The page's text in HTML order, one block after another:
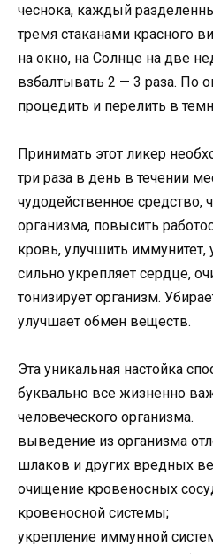
чеснока, каждый
тремя стаканами красного
на окно, на Солнце на две
взбалтывать 2 — 3 раза. По
процедить и перелить в
Принимать этот ликер
три раза в день в течении
чудодейственное средство,
организма, повысить
кровь, улучшить иммунитет,
сильно укрепляет сердце,
тонизирует организм.
улучшает обмен веществ.
Эта уникальная настойка
буквально все жизненно
человеческого организма.
выведение из организма
шлаков и других вредных
очищение кровеносных
кровеносной системы;
укрепление иммунной